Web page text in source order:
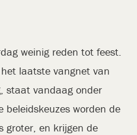
weinig reden tot feest.
laatste vangnet van
staat vandaag onder
beleidskeuzes worden de
groter, en krijgen de